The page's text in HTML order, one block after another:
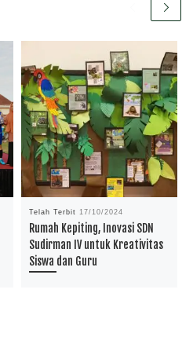
Telah Terbit 17/10/2024
Rumah Kepiting, Inovasi SDN
Sudirman IV untuk Kreativitas
Siswa dan Guru